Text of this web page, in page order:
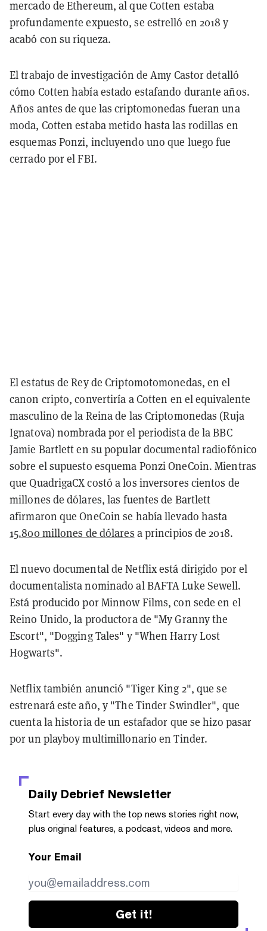
mercado de Ethereum, al que Cotten estaba
profundamente expuesto, se estrelló en 2018 y
acabó con su riqueza.
El trabajo de investigación de Amy Castor detalló
cómo Cotten había estado estafando durante años.
Años antes de que las criptomonedas fueran una
moda, Cotten estaba metido hasta las rodillas en
esquemas Ponzi, incluyendo uno que luego fue
cerrado por el FBI.
El estatus de Rey de Criptomotomonedas, en el
canon cripto, convertiría a Cotten en el equivalente
masculino de la Reina de las Criptomonedas (Ruja
Ignatova) nombrada por el periodista de la BBC
Jamie Bartlett en su popular documental radiofónico
sobre el supuesto esquema Ponzi OneCoin. Mientras
que QuadrigaCX costó a los inversores cientos de
millones de dólares, las fuentes de Bartlett
afirmaron que OneCoin se había llevado hasta
15.800 millones de dólares a principios de 2018.
El nuevo documental de Netflix está dirigido por el
documentalista nominado al BAFTA Luke Sewell.
Está producido por Minnow Films, con sede en el
Reino Unido, la productora de "My Granny the
Escort", "Dogging Tales" y "When Harry Lost
Hogwarts".
Netflix también anunció "Tiger King 2", que se
estrenará este año, y "The Tinder Swindler", que
cuenta la historia de un estafador que se hizo pasar
por un playboy multimillonario en Tinder.
Daily Debrief Newsletter
Start every day with the top news stories right now,
plus original features, a podcast, videos and more.
Your Email
Get it!